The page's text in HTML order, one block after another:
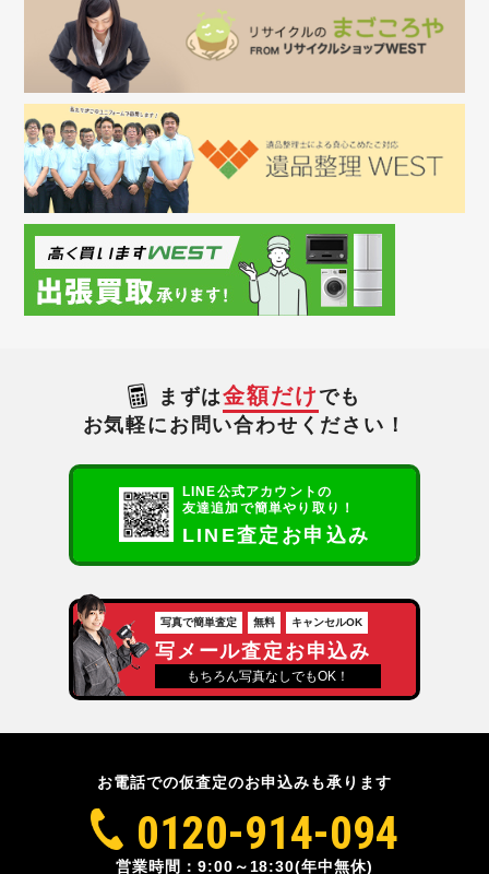
まずは金額だけ でも
お気軽にお問い合わせください！
LINE公式アカウントの
友達追加で簡単やり取り！
LINE査定お申込み
写真で簡単査定 無料 キャンセルOK
写メール査定お申込み
もちろん写真なしでもOK！
お電話での仮査定のお申込みも承ります
0120-914-094
営業時間：9:00～18:30(年中無休)